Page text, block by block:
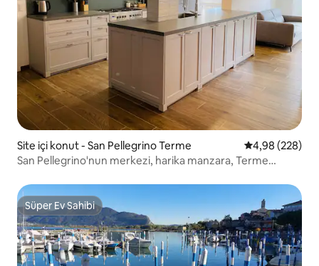
Site içi konut - San Pellegrino Terme 5 üzerinden
4,98 (228)
San Pellegrino'nun merkezi, harika manzara, Terme
Süper Ev Sahibi
Süper Ev Sahibi